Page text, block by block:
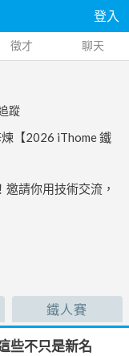
登入
徵才 聊天
蹤
【2026 iThome 鐵
請你用技術交流，
鐵人賽
些不只是新名